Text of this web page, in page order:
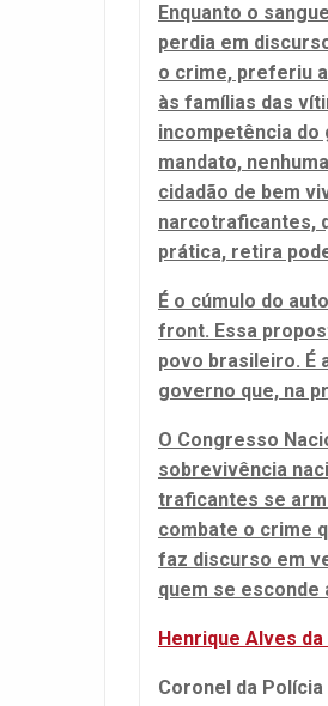
Enquanto o
perdia em
o crime, preferiu
às famílias das
incompetência do
mandato,
cidadão de bem
narcotraficantes,
prática, retira
É o cúmulo do
front. Essa
povo brasileiro. É
governo que, na
O Congresso
sobrevivência
traficantes se
combate o crime
faz discurso em
quem se esconde
Henrique Alves da
Coronel da